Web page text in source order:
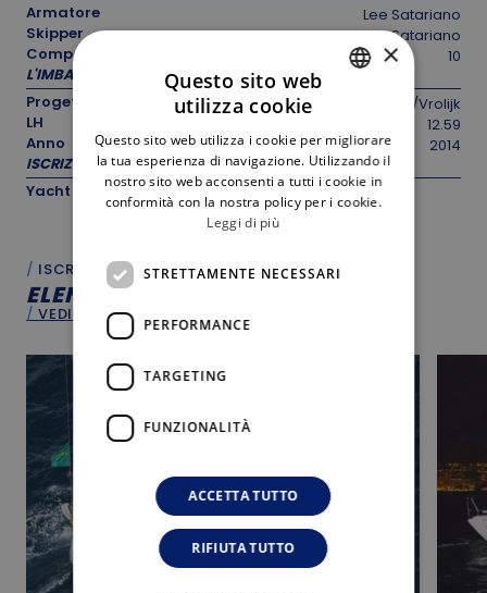
Armatore
Lee Satariano
Skipper
Lee Satariano
Componenti equipaggio
10
L'IMBARCAZIONE
Progettista
Judel/Vrolijk
LH
12.59
Anno
2014
ISCRIZIONE
Yacht
ISCRITTI
ELENCOISCRITTI
VEDI TUTTO
ENGLISH
×
Questo sito web
utilizza cookie
Questo sito web utilizza i cookie per migliorare
la tua esperienza di navigazione. Utilizzando il
nostro sito web acconsenti a tutti i cookie in
conformità con la nostra policy per i cookie.
Leggi di più
STRETTAMENTE NECESSARI
PERFORMANCE
TARGETING
FUNZIONALITÀ
ACCETTA TUTTO
RIFIUTA TUTTO